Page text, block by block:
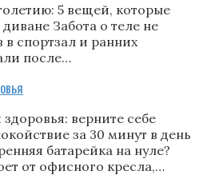
5 вещей, которые
Забота о теле не
в спортзал и ранних
после…
верните себе
за 30 минут в день
батарейка на нуле?
от офисного кресла,…